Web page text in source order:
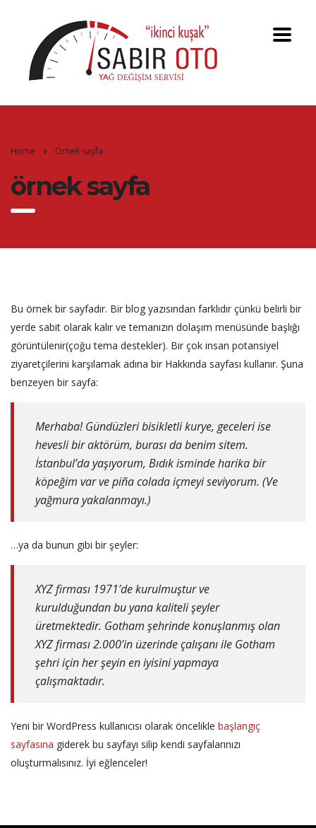
Home Örnek sayfa
örnek sayfa
Bu örnek bir sayfadır. Bir blog yazısından farklıdır çünkü belirli bir
yerde sabit olarak kalır ve temanızın dolaşım menüsünde başlığı
görüntülenir(çoğu tema destekler). Bir çok insan potansiyel
ziyaretçilerini karşılamak adına bir Hakkında sayfası kullanır. Şuna
benzeyen bir sayfa:
Merhaba! Gündüzleri bisikletli kurye, geceleri ise
hevesli bir aktörüm, burası da benim sitem.
İstanbul’da yaşıyorum, Bıdık isminde harika bir
köpeğim var ve piña colada içmeyi seviyorum. (Ve
yağmura yakalanmayı.)
…ya da bunun gibi bir şeyler:
XYZ firması 1971’de kurulmuştur ve
kurulduğundan bu yana kaliteli şeyler
üretmektedir. Gotham şehrinde konuşlanmış olan
XYZ firması 2.000’in üzerinde çalışanı ile Gotham
şehri için her şeyin en iyisini yapmaya
çalışmaktadır.
Yeni bir WordPress kullanıcısı olarak öncelikle başlangıç
sayfasına giderek bu sayfayı silip kendi sayfalarınızı
oluşturmalısınız. İyi eğlenceler!